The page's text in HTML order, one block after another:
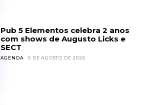
Pub 5 Elementos celebra 2 anos
com shows de Augusto Licks e
SECT
AGENDA 5 DE AGOSTO DE 2026